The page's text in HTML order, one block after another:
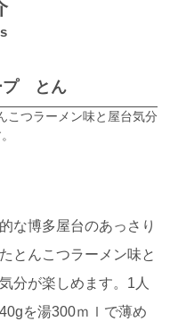
プ とん
こつラーメン味と屋台気分
な博多屋台のあっさり
とんこつラーメン味と
分が楽しめます。1人
を湯300ｍｌで薄め